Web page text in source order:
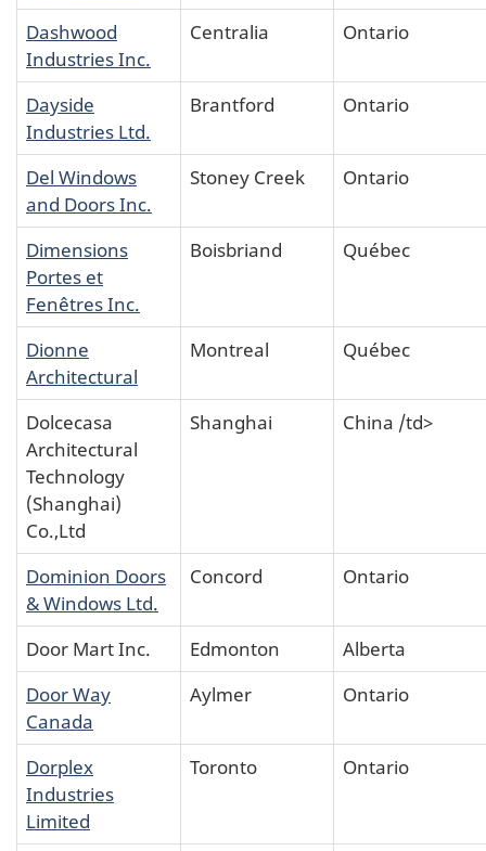
Dashwood
Industries Inc.
Centralia Ontario
Dayside
Industries Ltd.
Brantford Ontario
Del Windows
and Doors Inc.
Stoney Creek Ontario
Dimensions
Portes et
Fenêtres Inc.
Boisbriand Québec
Dionne
Architectural
Montreal Québec
Dolcecasa
Architectural
Technology
(Shanghai)
Co.,Ltd
Shanghai China /td>
Dominion Doors
& Windows Ltd.
Concord Ontario
Door Mart Inc. Edmonton
Alberta
Door Way
Canada
Aylmer Ontario
Dorplex
Industries
Limited
Toronto Ontario